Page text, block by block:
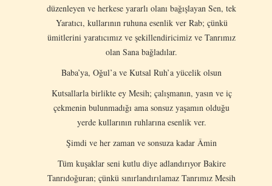
düzenleyen ve herkese yararlı olanı bağışlayan Sen, tek
Yaratıcı, kullarının ruhuna esenlik ver Rab; çünkü
ümitlerini yaratıcımız ve şekillendiricimiz ve Tanrımız
olan Sana bağladılar.
Baba’ya, Oğul’a ve Kutsal Ruh’a yücelik olsun
Kutsallarla birlikte ey Mesih; çalışmanın, yasın ve iç
çekmenin bulunmadığı ama sonsuz yaşamın olduğu
yerde kullarının ruhlarına esenlik ver.
Şimdi ve her zaman ve sonsuza kadar Âmin
Tüm kuşaklar seni kutlu diye adlandırıyor Bakire
Tanrıdoğuran; çünkü sınırlandırılamaz Tanrımız Mesih